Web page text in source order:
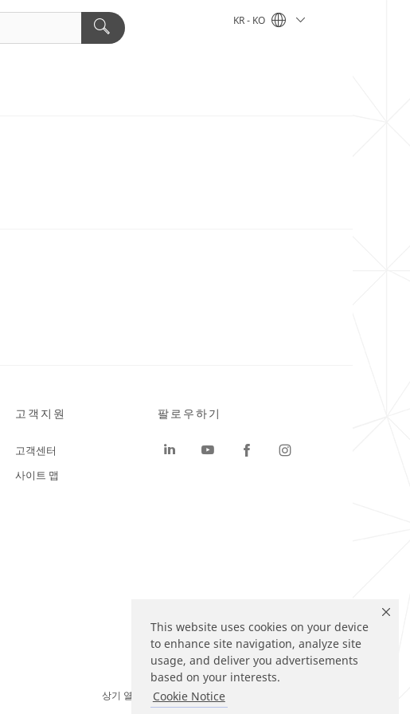
This website uses cookies on your device
to enhance site navigation, analyze site
usage, and deliver you advertisements
based on your interests.
Cookie Notice
KR - KO
고객지원
고객센터
사이트 맵
팔로우하기
상기 열거된 브랜드는 3M의 상표입니다.